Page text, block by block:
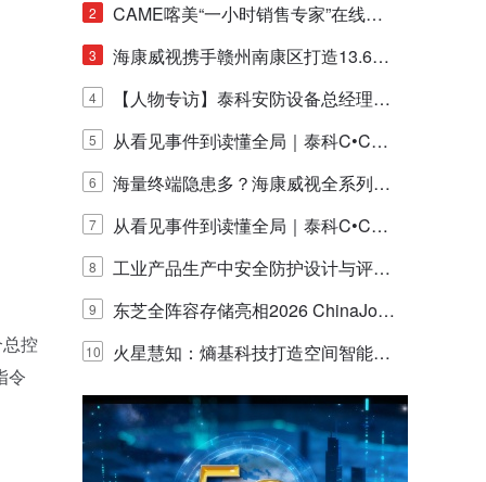
控
令
脑机技术商业化生态新路径
2
CAME喀美“一小时销售专家”在线赋
能培训正式启动！
3
海康威视携手赣州南康区打造13.6公
里绿波网
4
【人物专访】泰科安防设备总经理张
宁解码安防出海新范式
5
从看见事件到读懂全局｜泰科C•CUR
E IQ 3.20开启安防运营智能新时代
6
海量终端隐患多？海康威视全系列物
联安全产品，四层守护更放心！
7
从看见事件到读懂全局｜泰科C•CUR
E IQ 3.20开启安防运营智能新时代
8
工业产品生产中安全防护设计与评估
的实践与探讨
9
东芝全阵容存储亮相2026 ChinaJo
y，以海量数据底座赋能“与AI同游”新
体验
10
火星慧知：熵基科技打造空间智能时
代的认知中枢